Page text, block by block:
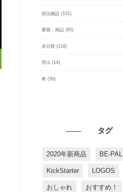
宿泊施設 (101)
書籍・雑誌 (60)
未分類 (116)
登山 (14)
車 (30)
タグ
2020年新商品 BE-PAL
KickStarter LOGOS
おしゃれ おすすめ！